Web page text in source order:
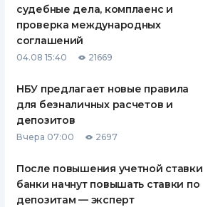
ПУТЕВОДИТЕЛИ ПО
СТРАХОВАНИЮ
СТРАХОВЫЕ КОМПАНИИ
ОТЗЫВЫ О СТРАХОВЫХ
КОМПАНИЯХ
ДОСТАВКА И ОПЛАТА
судебные дела, комплаенс и
проверка международных
соглашений
04.08 15:40 21669
НБУ предлагает новые правила
для безналичных расчетов и
депозитов
Вчера 07:00 2697
После повышения учетной ставки
банки начнут повышать ставки по
депозитам — эксперт